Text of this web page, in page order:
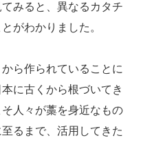
みると、異なるカタチ
がわかりました。
ら作られていることに
に古くから根づいてき
人々が藁を身近なもの
るまで、活用してきた